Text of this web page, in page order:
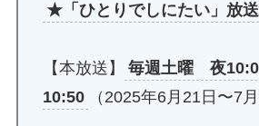
★「ひとりでしにたい」放
【本放送】
毎週土曜 夜
10:50
（2025年6月21日〜7